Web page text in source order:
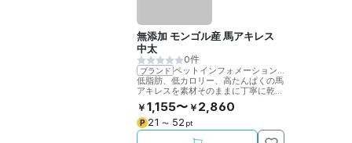
無添加 モンゴル産 馬アキレス
中太
0件
ブランド
ペットインフォメーションラック
低脂肪、低カロリー、高たんぱくの馬
アキレスを素材そのままに丁寧に乾燥
させました。噛むことで歯の健康をサ
ポート。
￥ 1,155〜 ￥ 2,860
P 21 〜 52 pt